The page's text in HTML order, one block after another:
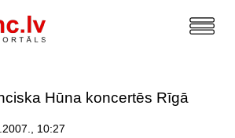
Hūna koncertēs Rīgā
10:27